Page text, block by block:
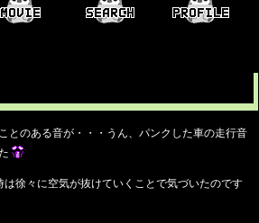
とのある音が・・・うん、パンクした車の走行音
は徐々に空気が抜けていくことで気づいたのです